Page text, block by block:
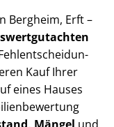
Bergheim, Erft –
Kauf Ihrer
eines Hauses